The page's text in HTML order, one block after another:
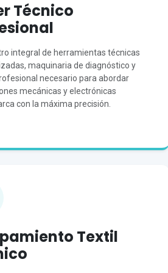
Técnico
integral de herramientas técnicas
maquinaria de diagnóstico y
necesario para abordar
mecánicas y electrónicas
con la máxima precisión.
Textil